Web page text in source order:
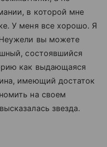
в которой мне
У меня все хорошо. Я
вы можете
состоявшийся
как выдающаяся
имеющий достаток
на своем
звезда.